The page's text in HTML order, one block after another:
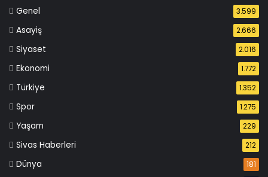
Genel 3.599
Asayiş 2.666
Siyaset 2.016
Ekonomi 1.772
Türkiye 1.352
Spor 1.275
Yaşam 229
Sivas Haberleri 212
Dünya 181